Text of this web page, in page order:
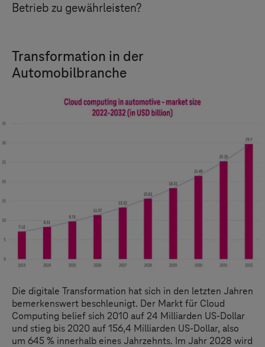
Betrieb zu gewährleisten?
Transformation in der
Automobilbranche
Die digitale Transformation hat sich in den letzten Jahren
bemerkenswert beschleunigt. Der Markt für Cloud
Computing belief sich 2010 auf 24 Milliarden US-Dollar
und stieg bis 2020 auf 156,4 Milliarden US-Dollar, also
um 645 % innerhalb eines Jahrzehnts. Im Jahr 2028 wird